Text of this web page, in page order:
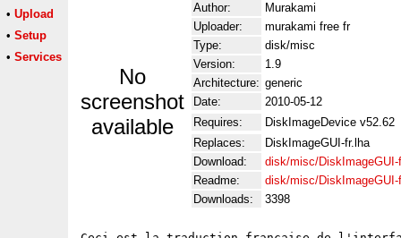
• Upload
• Setup
• Services
No
screenshot
available
Author:
Murakami
Uploader:
murakami free fr
Type:
disk/misc
Version:
1.9
Architecture: generic
Date:
2010-05-12
Requires:
DiskImageDevice v52.62
Replaces:
DiskImageGUI-fr.lha
Download:
disk/misc/DiskImageGUI-
Readme:
disk/misc/DiskImageGUI-
Downloads:
3398